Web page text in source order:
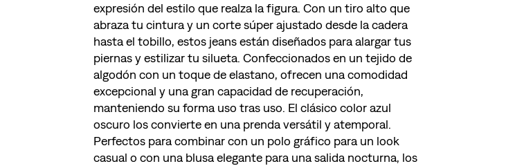
expresión del estilo que realza la figura. Con un tiro alto que
abraza tu cintura y un corte súper ajustado desde la cadera
hasta el tobillo, estos jeans están diseñados para alargar tus
piernas y estilizar tu silueta. Confeccionados en un tejido de
algodón con un toque de elastano, ofrecen una comodidad
excepcional y una gran capacidad de recuperación,
manteniendo su forma uso tras uso. El clásico color azul
oscuro los convierte en una prenda versátil y atemporal.
Perfectos para combinar con un polo gráfico para un look
casual o con una blusa elegante para una salida nocturna, los